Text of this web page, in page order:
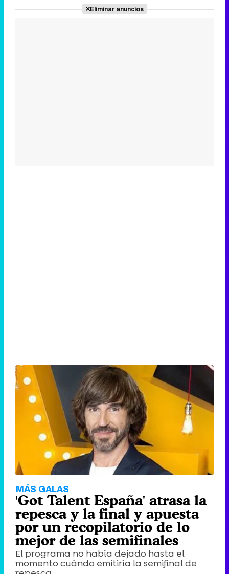
Eliminar anuncios
MÁS GALAS
'Got Talent España' atrasa la
repesca y la final y apuesta
por un recopilatorio de lo
mejor de las semifinales
El programa no había dejado hasta el
momento cuándo emitiría la semifinal de